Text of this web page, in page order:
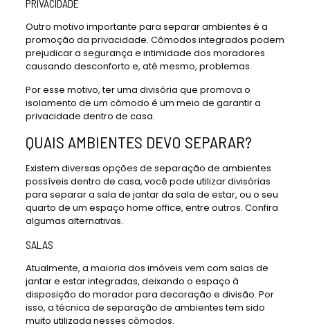
PRIVACIDADE
Outro motivo importante para separar ambientes é a
promoção da privacidade. Cômodos integrados podem
prejudicar a segurança e intimidade dos moradores
causando desconforto e, até mesmo, problemas.
Por esse motivo, ter uma divisória que promova o
isolamento de um cômodo é um meio de garantir a
privacidade dentro de casa.
QUAIS AMBIENTES DEVO SEPARAR?
Existem diversas opções de separação de ambientes
possíveis dentro de casa, você pode utilizar divisórias
para separar a sala de jantar da sala de estar, ou o seu
quarto de um espaço home office, entre outros. Confira
algumas alternativas.
SALAS
Atualmente, a maioria dos imóveis vem com salas de
jantar e estar integradas, deixando o espaço à
disposição do morador para decoração e divisão. Por
isso, a técnica de separação de ambientes tem sido
muito utilizada nesses cômodos.